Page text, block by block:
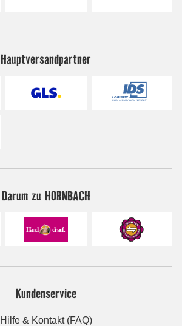
Hauptversandpartner
Darum zu HORNBACH
Kundenservice
Hilfe & Kontakt (FAQ)